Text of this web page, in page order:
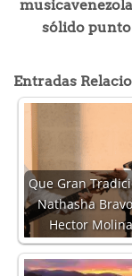
sólido punto
Entradas
Que Gran
Nathasha
Hector Molina